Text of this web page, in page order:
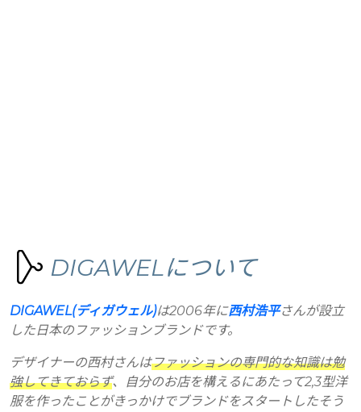
DIGAWELについて
DIGAWEL(ディガウェル)は2006年に西村浩平さんが設立
した日本のファッションブランドです。
デザイナーの西村さんはファッションの専門的な知識は勉
強してきておらず、自分のお店を構えるにあたって2,3型洋
服を作ったことがきっかけでブランドをスタートしたそう